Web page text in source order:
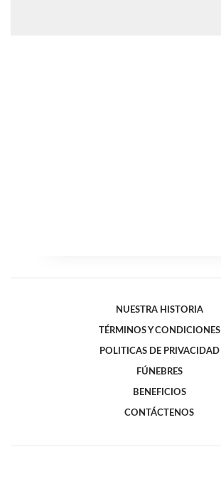
NUESTRA HISTORIA
TÉRMINOS Y CONDICIONES
POLITICAS DE PRIVACIDAD
FÚNEBRES
BENEFICIOS
CONTÁCTENOS